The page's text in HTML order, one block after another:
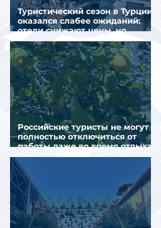
Туристический сезон в Турции
оказался слабее ожиданий:
отели снижают цены, но
загрузка остается низкой
Российские туристы не могут
полностью отключиться от
работы даже во время отдыха
в Турции